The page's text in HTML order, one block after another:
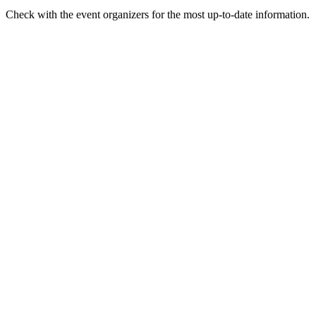
Check with the event organizers for the most up-to-date information.